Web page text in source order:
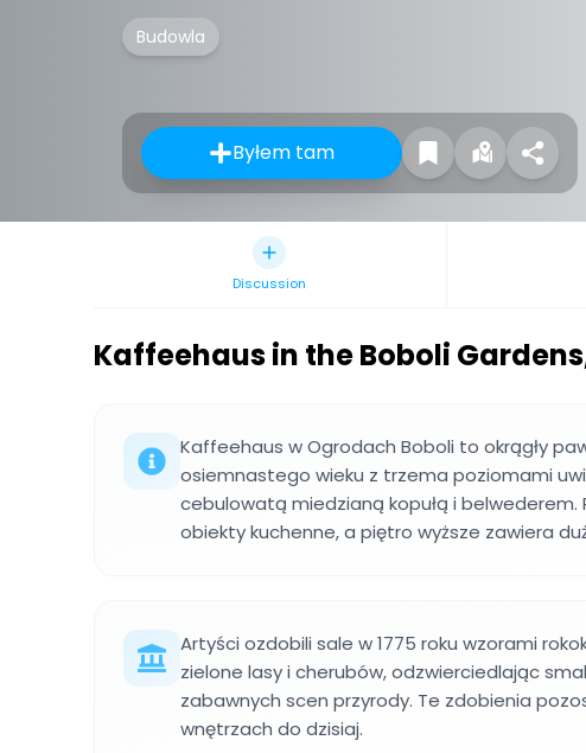
Budowla
Byłem tam
Discussion
Kaffeehaus in the Boboli Gardens
Kaffeehaus w Ogrodach Boboli to okrągły
osiemnastego wieku z trzema poziomami
cebulowatą miedzianą kopułą i belwederem.
obiekty kuchenne, a piętro wyższe zawiera
Artyści ozdobili sale w 1775 roku wzorami
zielone lasy i cherubów, odzwierciedlając
zabawnych scen przyrody. Te zdobienia
wnętrzach do dzisiaj.